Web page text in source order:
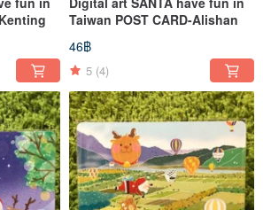
Taiwan POST CARD-Alishan
46฿
5 (4)